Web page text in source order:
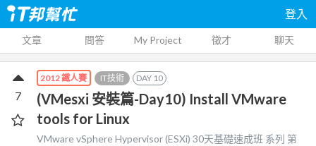
登入
文章 問答 My Project 徵才 聊天
2012 鐵人賽 IT技術 DAY 10
(VMesxi 安裝篇-Day10) Install VMware
tools for Linux
VMware vSphere Hypervisor (ESXi) 30天基礎速成班 系列 第
7